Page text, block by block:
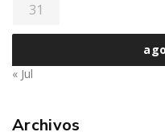
31
« Jul
Archivos